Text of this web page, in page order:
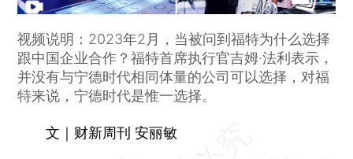
视频说明：2023年2月，当被问到福特为什么选择
跟中国企业合作？福特首席执行官吉姆·法利表示，
并没有与宁德时代相同体量的公司可以选择，对福
特来说，宁德时代是惟一选择。
文｜财新周刊 安丽敏